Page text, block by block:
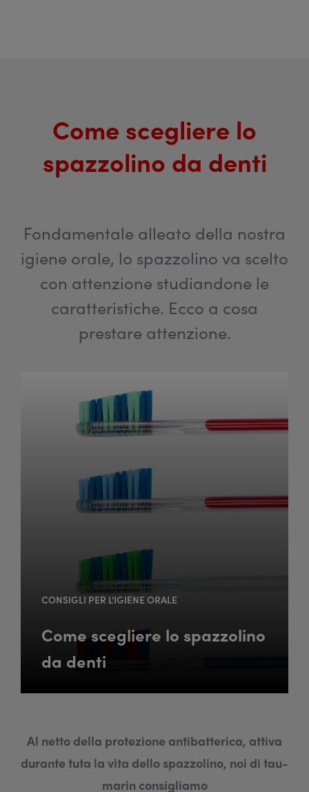
Come scegliere lo
spazzolino da denti
Fondamentale alleato della nostra
igiene orale, lo spazzolino va scelto
con attenzione studiandone le
caratteristiche. Ecco a cosa
prestare attenzione.
CONSIGLI PER L'IGIENE ORALE
Come scegliere lo spazzolino
da denti
Al netto della protezione antibatterica, attiva
durante tuta la vita dello spazzolino, noi di tau-
marin consigliamo